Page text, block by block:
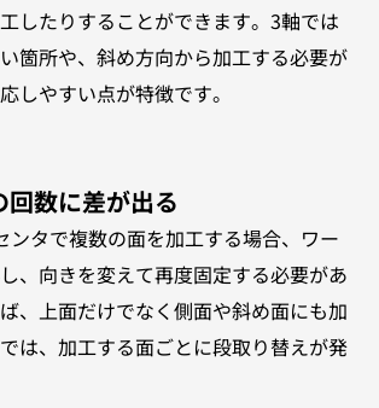
したりすることができます。3軸では
箇所や、斜め方向から加工する必要が
しやすい点が特徴です。
数に差が出る
ンタで複数の面を加工する場合、ワー
、向きを変えて再度固定する必要があ
、上面だけでなく側面や斜め面にも加
は、加工する面ごとに段取り替えが発